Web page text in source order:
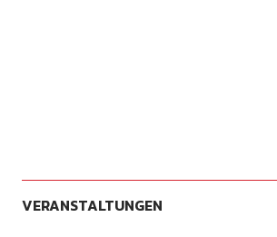
VERANSTALTUNGEN